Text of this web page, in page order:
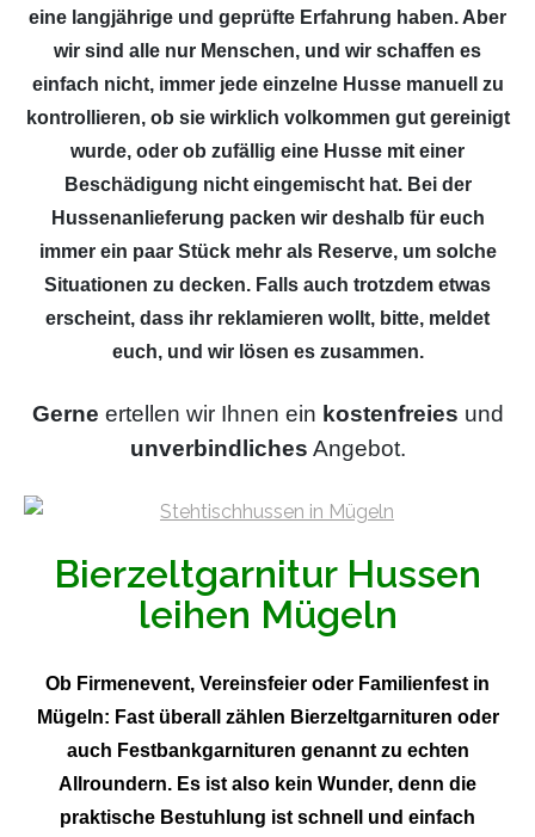
eine langjährige und geprüfte Erfahrung haben. Aber
wir sind alle nur Menschen, und wir schaffen es
einfach nicht, immer jede einzelne Husse manuell zu
kontrollieren, ob sie wirklich volkommen gut gereinigt
wurde, oder ob zufällig eine Husse mit einer
Beschädigung nicht eingemischt hat. Bei der
Hussenanlieferung packen wir deshalb für euch
immer ein paar Stück mehr als Reserve, um solche
Situationen zu decken. Falls auch trotzdem etwas
erscheint, dass ihr reklamieren wollt, bitte, meldet
euch, und wir lösen es zusammen.
Gerne ertellen wir Ihnen ein kostenfreies und
unverbindliches Angebot.
Bierzeltgarnitur Hussen
leihen Mügeln
Ob Firmenevent, Vereinsfeier oder Familienfest in
Mügeln: Fast überall zählen Bierzeltgarnituren oder
auch Festbankgarnituren genannt zu echten
Allroundern. Es ist also kein Wunder, denn die
praktische Bestuhlung ist schnell und einfach